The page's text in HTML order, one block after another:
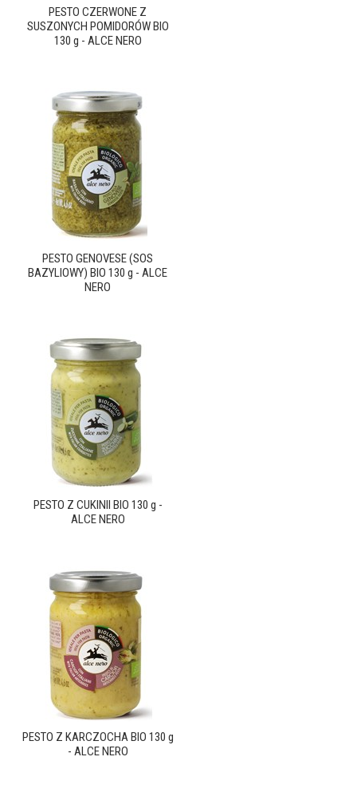
PESTO CZERWONE Z
SUSZONYCH POMIDORÓW BIO
130 g - ALCE NERO
PESTO GENOVESE (SOS
BAZYLIOWY) BIO 130 g - ALCE
NERO
PESTO Z CUKINII BIO 130 g -
ALCE NERO
PESTO Z KARCZOCHA BIO 130 g
- ALCE NERO